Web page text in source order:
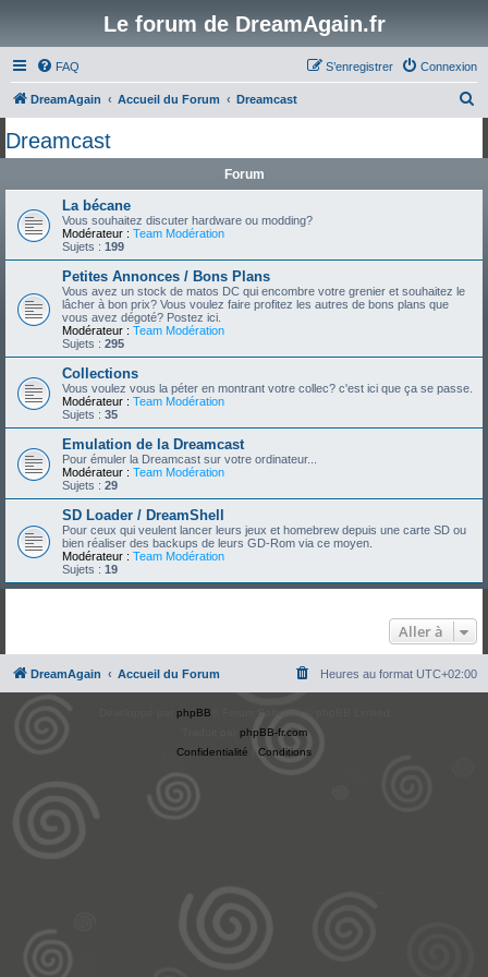
Le forum de DreamAgain.fr
FAQ Connexion
S’enregistrer
DreamAgain Accueil du Forum Dreamcast
Dreamcast
Forum
La bécane
Vous souhaitez discuter hardware ou modding?
Modérateur : Team Modération
Sujets : 199
Petites Annonces / Bons Plans
Vous avez un stock de matos DC qui encombre votre grenier et souhaitez le
lâcher à bon prix? Vous voulez faire profitez les autres de bons plans que
vous avez dégoté? Postez ici.
Modérateur : Team Modération
Sujets : 295
Collections
Vous voulez vous la péter en montrant votre collec? c'est ici que ça se passe.
Modérateur : Team Modération
Sujets : 35
Emulation de la Dreamcast
Pour émuler la Dreamcast sur votre ordinateur...
Modérateur : Team Modération
Sujets : 29
SD Loader / DreamShell
Pour ceux qui veulent lancer leurs jeux et homebrew depuis une carte SD ou
bien réaliser des backups de leurs GD-Rom via ce moyen.
Modérateur : Team Modération
Sujets : 19
Aller à
DreamAgain Accueil du Forum Heures au format UTC+02:00
phpBB
phpBB-fr.com
Confidentialité
Conditions